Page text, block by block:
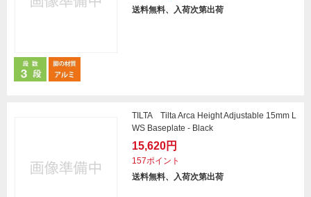
送料無料、入荷次第出荷
TILTA Tilta Arca Height Adjustable 15mm L
WS Baseplate - Black
15,620円
157ポイント
送料無料、入荷次第出荷